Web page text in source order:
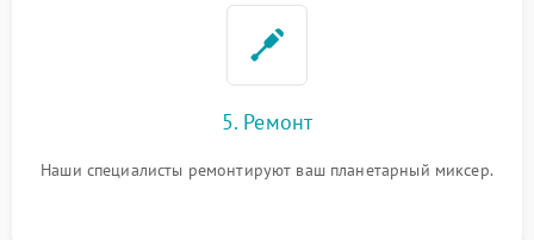
5. Ремонт
Наши специалисты ремонтируют ваш планетарный миксер.